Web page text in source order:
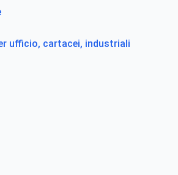
ufficio, cartacei, industriali